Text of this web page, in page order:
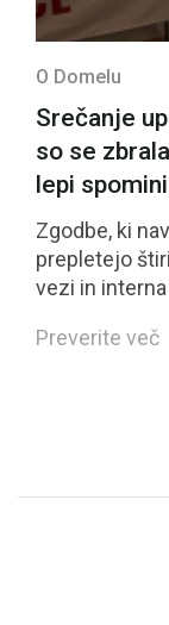
O Domelu
Srečanje
so se
lepi
Zgodbe, ki
prepletejo
vezi in
Preverite več